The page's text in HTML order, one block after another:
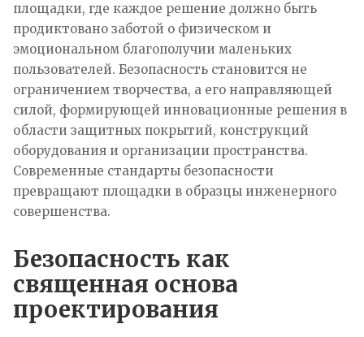
площадки, где каждое решение должно быть
продиктовано заботой о физическом и
эмоциональном благополучии маленьких
пользователей. Безопасность становится не
ограничением творчества, а его направляющей
силой, формирующей инновационные решения в
области защитных покрытий, конструкций
оборудования и организации пространства.
Современные стандарты безопасности
превращают площадки в образцы инженерного
совершенства.
Безопасность как
священная основа
проектирования